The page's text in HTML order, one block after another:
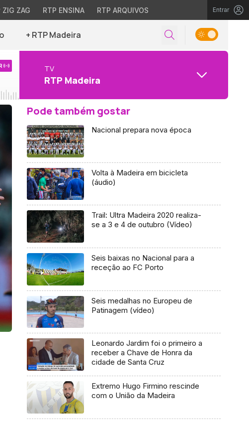
ZIG ZAG RTP ENSINA RTP ARQUIVOS Entrar
+ RTP Madeira
TV
RTP Madeira
Pode também gostar
Nacional prepara nova época
Volta à Madeira em bicicleta
(áudio)
Trail: Ultra Madeira 2020 realiza-
se a 3 e 4 de outubro (Vídeo)
Seis baixas no Nacional para a
receção ao FC Porto
Seis medalhas no Europeu de
Patinagem (vídeo)
Leonardo Jardim foi o primeiro a
receber a Chave de Honra da
cidade de Santa Cruz
Extremo Hugo Firmino rescinde
com o União da Madeira